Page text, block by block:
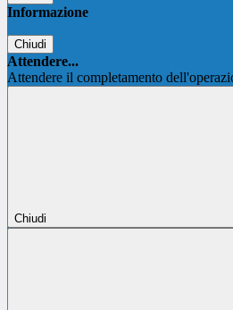
Informazione
Chiudi
Attendere...
Attendere il completamento
Chiudi